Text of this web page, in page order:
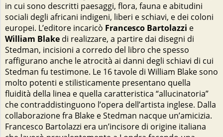
in cui sono descritti paesaggi, flora, fauna e abitudini
sociali degli africani indigeni, liberi e schiavi, e dei coloni
europei. L’editore incaricò Francesco Bartolazzi e
William Blake di realizzare, a partire dai disegni di
Stedman, incisioni a corredo del libro che spesso
raffigurano anche le atrocità ai danni degli schiavi di cui
Stedman fu testimone. Le 16 tavole di William Blake sono
molto potenti e stilisticamente presentano quella
fluidità della linea e quella caratteristica “allucinatoria”
che contraddistinguono l’opera dell’artista inglese. Dalla
collaborazione fra Blake e Stedman nacque un’amicizia.
Francesco Bartolazzi era un’incisore di origine italiana